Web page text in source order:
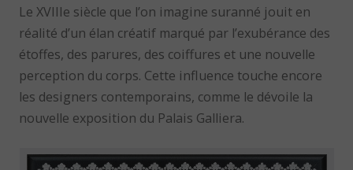
Le XVIIIe siècle que l’on imagine suranné jouit en
réalité d’un élan créatif marqué par l’exubérance des
étoffes, des parures, des coiffures et une nouvelle
perception du corps. Cette influence touche encore
les designers contemporains, comme le dévoile la
nouvelle exposition du Palais Galliera.